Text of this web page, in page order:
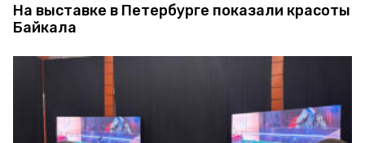
На выставке в Петербурге показали красоты
Байкала